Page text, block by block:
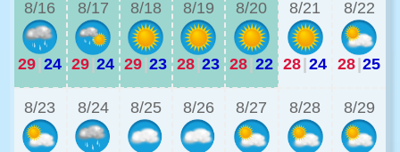
8/16
29|24
8/17
29|24
8/18
29|23
8/19
28|23
8/20
28|22
8/21
28|24
8/22
28|25
8/23 8/24 8/25 8/26 8/27 8/28 8/29